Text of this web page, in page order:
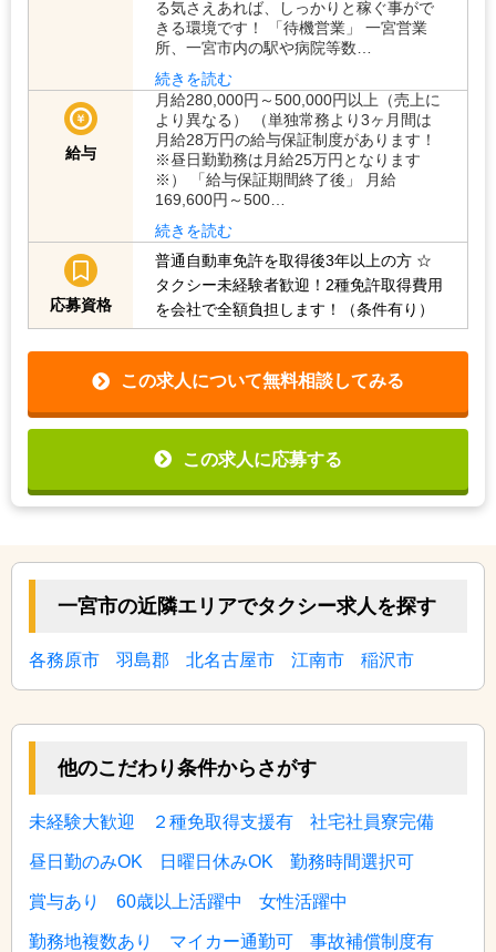
る気さえあれば、しっかりと稼ぐ事がで
きる環境です！ 「待機営業」 一宮営業
所、一宮市内の駅や病院等数…
続きを読む
給与
月給280,000円～500,000円以上（売上に
より異なる） （単独常務より3ヶ月間は
月給28万円の給与保証制度があります！
※昼日勤勤務は月給25万円となります
※） 「給与保証期間終了後」 月給
169,600円～500…
続きを読む
応募資格
普通自動車免許を取得後3年以上の方 ☆
タクシー未経験者歓迎！2種免許取得費用
を会社で全額負担します！（条件有り）
この求人について無料相談してみる
この求人に応募する
一宮市の近隣エリアでタクシー求人を探す
各務原市 羽島郡 北名古屋市 江南市 稲沢市
他のこだわり条件からさがす
未経験大歓迎 ２種免取得支援有 社宅社員寮完備
昼日勤のみOK 日曜日休みOK 勤務時間選択可
賞与あり 60歳以上活躍中 女性活躍中
勤務地複数あり マイカー通勤可 事故補償制度有